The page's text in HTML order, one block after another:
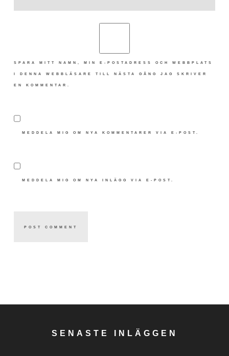
SPARA MITT NAMN, MIN E-POSTADRESS OCH WEBBPLATS
I DENNA WEBBLÄSARE TILL NÄSTA GÅNG JAG SKRIVER
EN KOMMENTAR.
MEDDELA MIG OM NYA KOMMENTARER VIA E-POST.
MEDDELA MIG OM NYA INLÄGG VIA E-POST.
SENASTE INLÄGGEN